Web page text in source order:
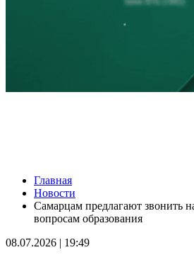
Самарцам покажут фильм о жизни и
Ивана Блока
08.08.2026 | 12:52
Стали известны подробности
08.08.2026 | 12:31
Главная
Новости
Самарцам предлагают звонить
вопросам образования
08.07.2026 | 19:49